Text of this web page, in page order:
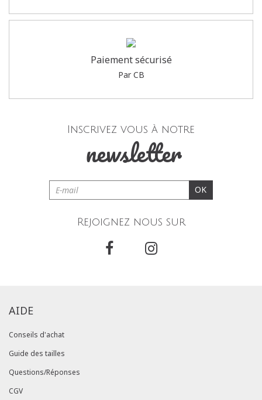
Paiement sécurisé
Par CB
Inscrivez vous à notre
newsletter
OK
Rejoignez nous sur
AIDE
Conseils d'achat
Guide des tailles
Questions/Réponses
CGV